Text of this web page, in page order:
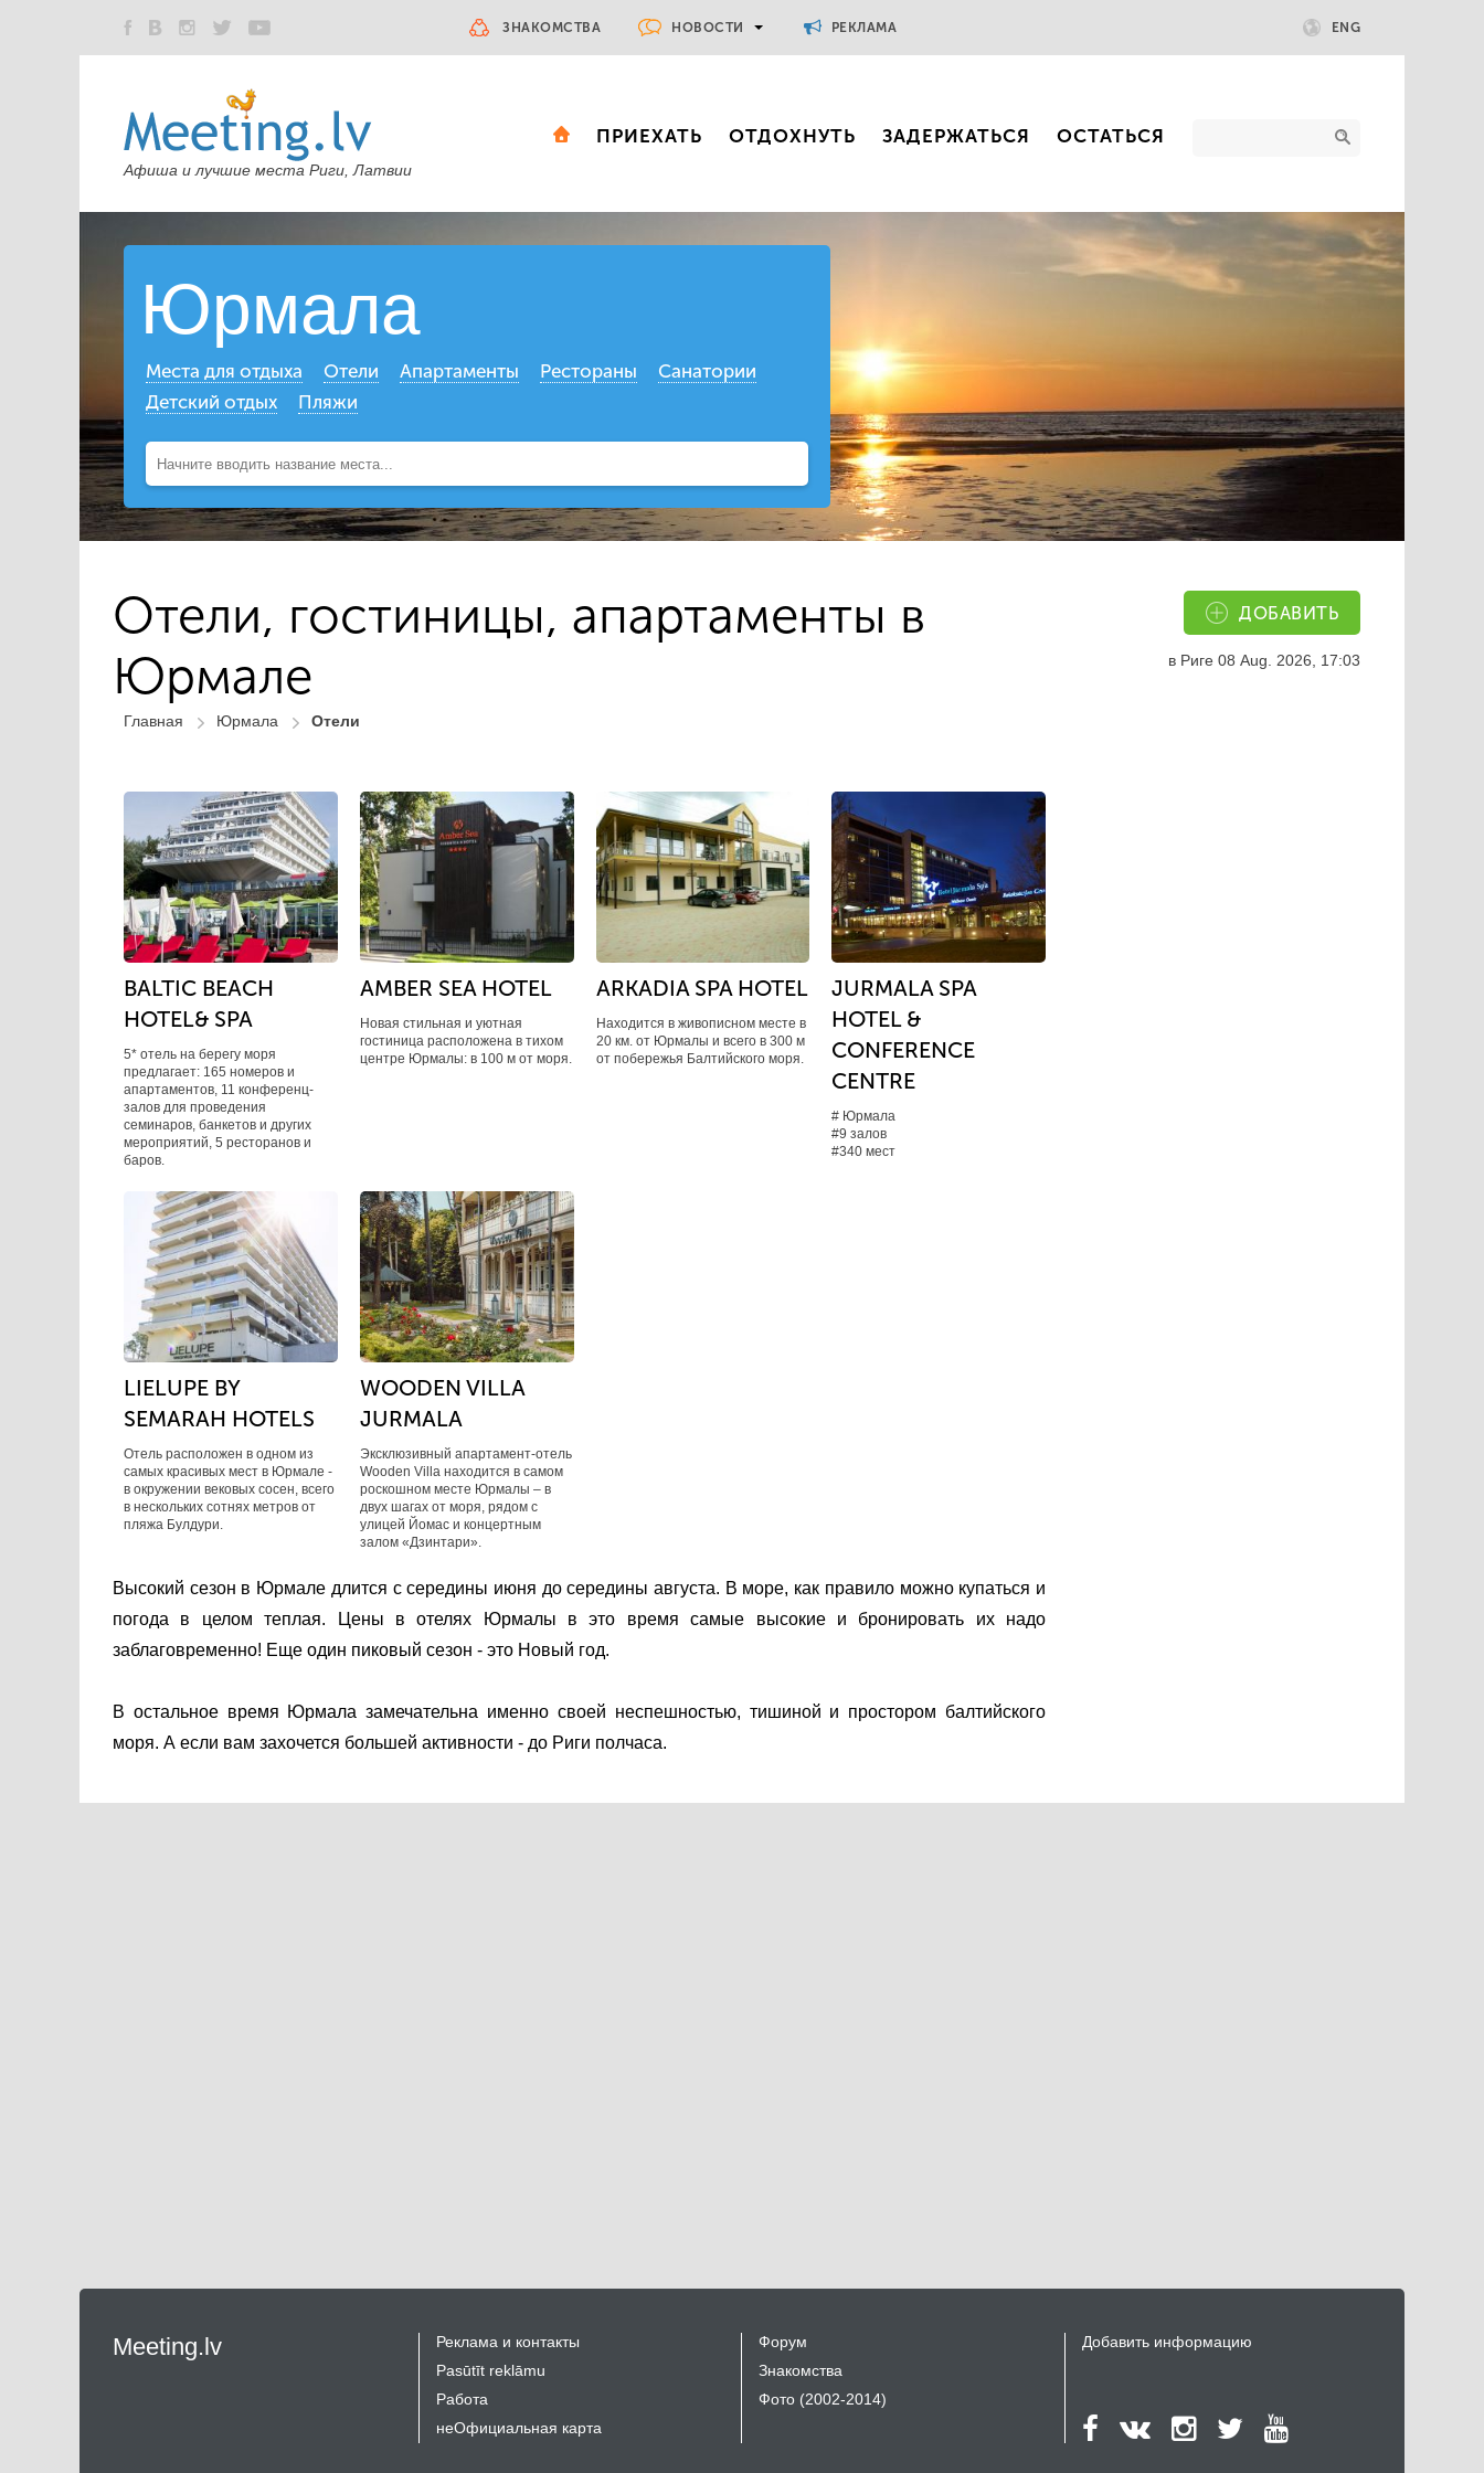
ЗНАКОМСТВА НОВОСТИ РЕКЛАМА ENG
Афиша и лучшие места Риги, Латвии
ПРИЕХАТЬ ОТДОХНУТЬ ЗАДЕРЖАТЬСЯ ОСТАТЬСЯ
Юрмала
Места для отдыха Отели Апартаменты Рестораны
Санатории
Детский отдых
Пляжи
Отели, гостиницы, апартаменты в
Юрмале
Главная Юрмала Отели
ДОБАВИТЬ
в Риге 08 Aug. 2026, 17:03
BALTIC BEACH
HOTEL& SPA
5* отель на берегу моря
предлагает: 165 номеров и
апартаментов, 11 конференц-
залов для проведения
семинаров, банкетов и других
мероприятий, 5 ресторанов и
баров.
AMBER SEA HOTEL
Новая стильная и уютная
гостиница расположена в тихом
центре Юрмалы: в 100 м от моря.
ARKADIA SPA HOTEL
Находится в живописном месте в
20 км. от Юрмалы и всего в 300 м
от побережья Балтийского моря.
JURMALA SPA
HOTEL &
CONFERENCE
CENTRE
# Юрмала
#9 залов
#340 мест
LIELUPE BY
SEMARAH HOTELS
Отель расположен в одном из
самых красивых мест в Юрмале -
в окружении вековых сосен, всего
в нескольких сотнях метров от
пляжа Булдури.
WOODEN VILLA
JURMALA
Эксклюзивный апартамент-отель
Wooden Villa находится в самом
роскошном месте Юрмалы – в
двух шагах от моря, рядом с
улицей Йомас и концертным
залом «Дзинтари».
Высокий сезон в Юрмале длится с середины июня до середины августа. В море, как правило можно купаться и
погода в целом теплая. Цены в отелях Юрмалы в это время самые высокие и бронировать их надо
заблаговременно! Еще один пиковый сезон - это Новый год.
В остальное время Юрмала замечательна именно своей неспешностью, тишиной и простором балтийского
моря. А если вам захочется большей активности - до Риги полчаса.
Meeting.lv
Реклама и контакты
Pasūtīt reklāmu
Работа
неОфициальная карта
Форум
Знакомства
Фото (2002-2014)
Добавить информацию